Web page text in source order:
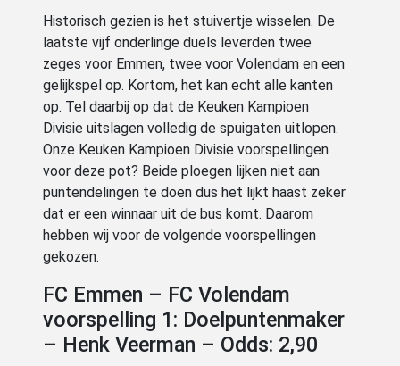
Historisch gezien is het stuivertje wisselen. De
laatste vijf onderlinge duels leverden twee
zeges voor Emmen, twee voor Volendam en een
gelijkspel op. Kortom, het kan echt alle kanten
op. Tel daarbij op dat de Keuken Kampioen
Divisie uitslagen volledig de spuigaten uitlopen.
Onze Keuken Kampioen Divisie voorspellingen
voor deze pot? Beide ploegen lijken niet aan
puntendelingen te doen dus het lijkt haast zeker
dat er een winnaar uit de bus komt. Daarom
hebben wij voor de volgende voorspellingen
gekozen.
FC Emmen – FC Volendam
voorspelling 1: Doelpuntenmaker
– Henk Veerman – Odds: 2,90